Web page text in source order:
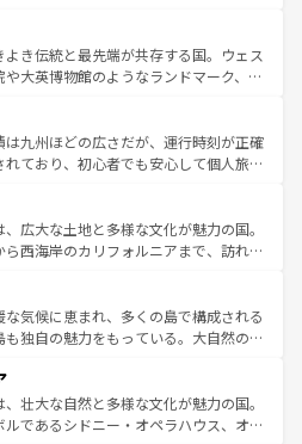
発祥地であるランス、プロヴァンスの
ー畑など、多彩な楽しみ方が可能だ。さ
地域にも魅力が溢れており、どの街角に
とそれぞれで全く異なる文化を体験で
ろう。 なお、新着のフランス情報はコンテンツ一覧
。
どこを歩いても飽きることがない。ベ
気、バイエルン州のアルプスの絶景、そ
のワイン畑といった風景は必見。ビール
ひ体験してほしい。 なお、新着の
テンツ一覧を参照してほしい。
よき伝統と最先端が共存する国。ウェス
や大英博物館のようなランドマーク、歴
力がある。また、優雅なアフタヌーン
きにはたまらない英国パブ、サッカー観
らこそできる体験も豊富。イギリスを旅
ほしい。
は九州ほどの広さだが、運行時刻が正確
れており、初心者でも安心して個人旅行
る町や、スイスならではのユニークな
プス観光だけでなく町歩きも満喫する
民の所得が高いため物価も高いが、旅行
光を楽しむこともできる。 なお、新
コンテンツ一覧 を参照してほしい。
広大な土地と多様な文化が魅力の国。
ら西海岸のカリフォルニアまで、訪れる
、観光、ショッピング、エンターテイ
た刺激的なスポットだ。一方、アメリカ
広がり、グランドキャニオンやイエロー
ズでは、音楽と美食が融合した独特の
はアメリカの各地域で異なる魅力を楽
多様性と豊かな歴史を感じることができ
な気候に恵まれ、多くの島で構成される
も独自の魅力をもっている。大自然の神
。また、定番の観光地といえばオアフ
を求めるならマウイ島やカウアイ島が
ルドグリーンに輝く海をはじめ、豊かな
壮大な自然と多様な文化が魅力の国。
ルであるシドニー・オペラハウス、オー